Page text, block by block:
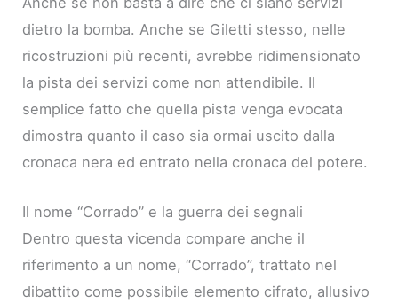
dietro la bomba. Anche se Giletti stesso, nelle
ricostruzioni più recenti, avrebbe ridimensionato
la pista dei servizi come non attendibile. Il
semplice fatto che quella pista venga evocata
dimostra quanto il caso sia ormai uscito dalla
cronaca nera ed entrato nella cronaca del potere.
Il nome “Corrado” e la guerra dei segnali
Dentro questa vicenda compare anche il
riferimento a un nome, “Corrado”, trattato nel
dibattito come possibile elemento cifrato, allusivo